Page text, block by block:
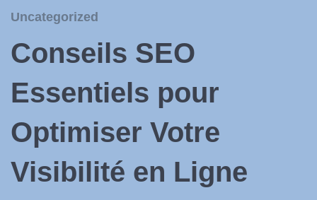
Uncategorized
Conseils SEO
Essentiels pour
Optimiser Votre
Visibilité en Ligne